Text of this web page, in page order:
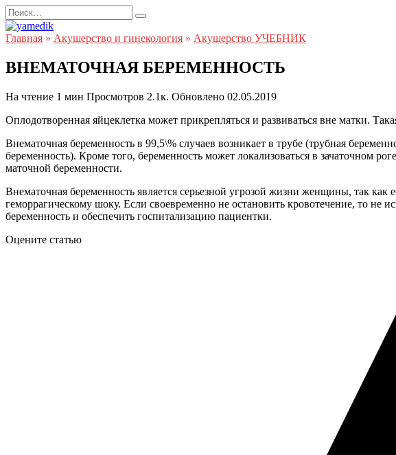
Перейти
к
содержанию
Search
for:
Главная » Акушерство и гинекология » Акушерство УЧЕБНИК
ВНЕМАТОЧНАЯ БЕРЕМЕННОСТЬ
На чтение 1 мин Просмотров 2.1к. Обновлено 02.05.2019
Оплодотворенная яйцеклетка может прикрепляться и развиваться вне матки.
Внематочная беременность в 99,5\% случаев возникает в трубе (трубная
беременность). Кроме того, беременность может локализоваться в зачаточном
маточной беременности.
Внематочная беременность является серьезной угрозой жизни женщины, так
геморрагическому шоку. Если своевременно не остановить кровотечение, то
беременность и обеспечить госпитализацию пациентки.
Оцените статью